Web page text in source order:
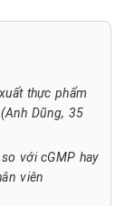
thực phẩm
Dũng, 35
với cGMP hay
viên